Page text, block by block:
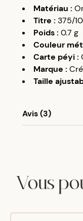
Matériau :
Titre : 375/
Poids: 0.7 g
Couleur
Carte péyi:
Marque :
Taille
Avis (3)
A
voulais
Vous